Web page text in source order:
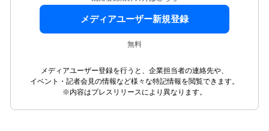
メディアユーザー新規登録
無料
メディアユーザー登録を行うと、企業担当者の連絡先や、
イベント・記者会見の情報など様々な特記情報を閲覧できます。
※内容はプレスリリースにより異なります。